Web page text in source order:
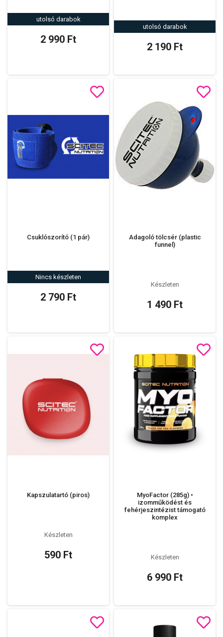
utolsó darabok
2 990 Ft
utolsó darabok
2 190 Ft
Csuklószorító (1 pár)
Nincs készleten
2 790 Ft
Adagoló tölcsér (plastic
funnel)
Készleten
1 490 Ft
Kapszulatartó (piros)
Készleten
590 Ft
MyoFactor (285g) •
izomműködést és
fehérjeszintézist támogató
komplex
Készleten
6 990 Ft